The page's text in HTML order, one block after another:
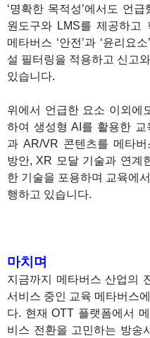
‘명확한 목적성’에서도 언
원도구와 LMS를 제공하고
메타버스 ‘안전’과 ‘윤리요
설 필터링을 적용하고 신고
있습니다.
위에서 언급한 요소 이외에
하여 생성형 AI를 활용한
과 AR/VR 콘텐츠를 메타
방안, XR 모달 기술과 연계
한 기술을 포용하며 교육에
행하고 있습니다.
마치며
지금까지 메타버스 산업의
서비스 중인 교육 메타버스
다. 현재 OTT 플랫폼에서
비스 전환을 고민하는 방송